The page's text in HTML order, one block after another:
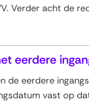
Verder acht de
eerdere
de eerdere
vast op